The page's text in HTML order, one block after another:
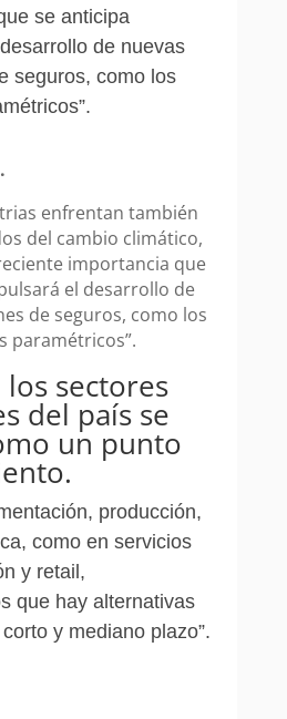
se anticipa
de nuevas
seguros, como los
sectores
del país se
un punto
producción,
como en servicios
y retail,
que hay alternativas
y mediano plazo”.